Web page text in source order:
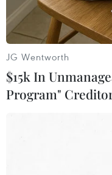
Theo dõi VietnamPlus
JG Wentworth
$15k In
Program"